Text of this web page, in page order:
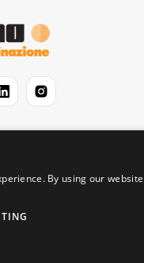
By using our